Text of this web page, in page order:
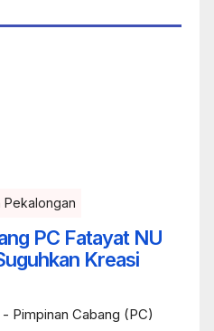
Pekalongan
PC Fatayat NU
Kreasi
Pimpinan Cabang (PC)